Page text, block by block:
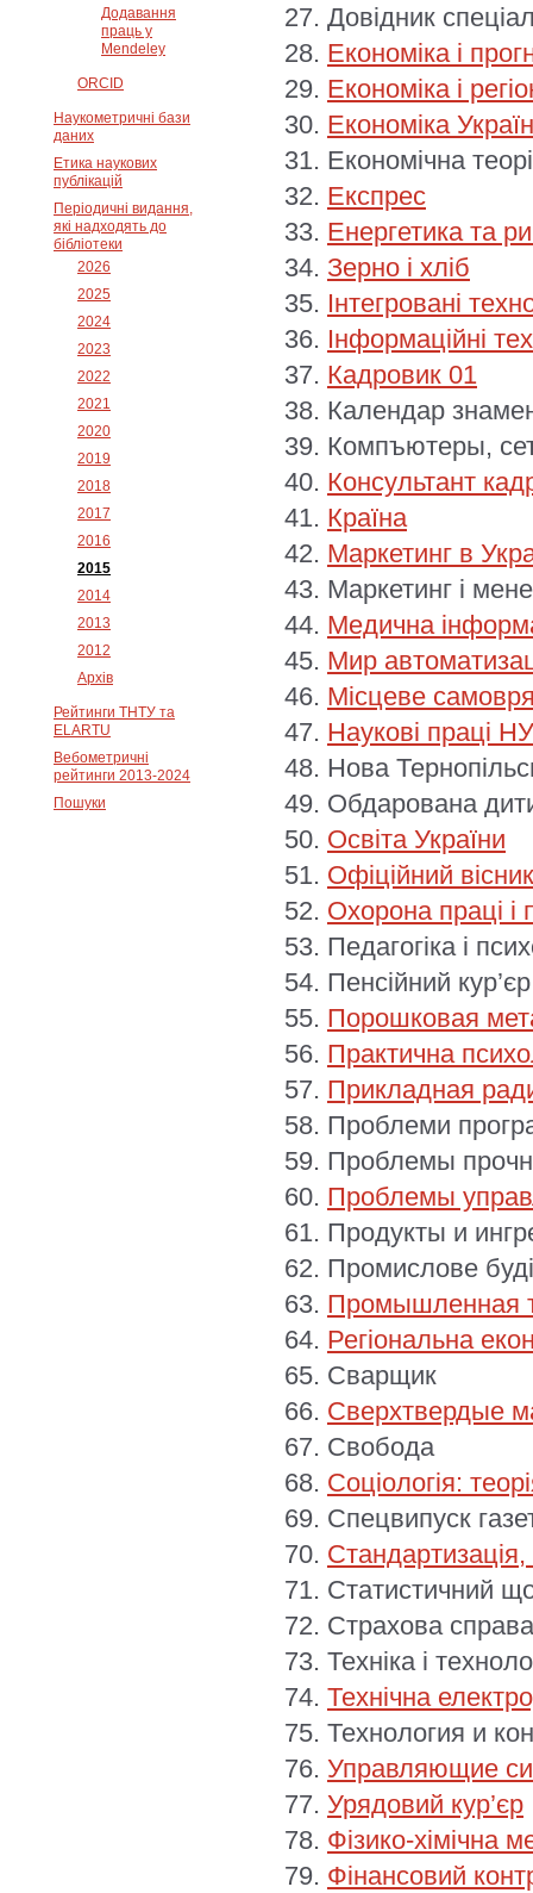
Додавання
праць у
Mendeley
ORCID
Наукометричні бази
даних
Етика наукових
публікацій
Періодичні видання,
які надходять до
бібліотеки
2026
2025
2024
2023
2022
2021
2020
2019
2018
2017
2016
2015
2014
2013
2012
Архів
Рейтинги ТНТУ та
ELARTU
Вебометричні
рейтинги 2013-2024
Пошуки
Довідник
Економіка і
Економіка і
Економіка
Економічна
Експрес
Енергетика та
Зерно і хліб
Інтегровані
Інформаційні
Кадровик 01
Календар
Компъютеры,
Консультант
Країна
Маркетинг в
Маркетинг і
Медична
Мир
Місцеве
Наукові праці
Нова
Обдарована
Освіта України
Офіційний
Охорона праці
Педагогіка і
Пенсійний кур’єр
Порошковая
Практична
Прикладная
Проблеми
Проблемы
Проблемы
Продукты и
Промислове
Промышленная
Регіональна
Сварщик
Сверхтвердые
Свобода
Соціологія:
Спецвипуск
Стандартизація,
Статистичний
Страхова справа
Техніка і
Технічна
Технология и
Управляющие
Урядовий кур’єр
Фізико-хімічна
Фінансовий